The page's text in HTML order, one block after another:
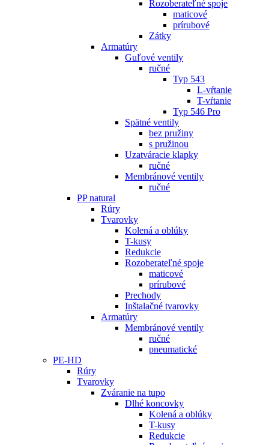
Rozoberateľné spoje
maticové
prírubové
Zátky
Armatúry
Guľové ventily
ručné
Typ 543
L-vŕtanie
T-vŕtanie
Typ 546 Pro
Spätné ventily
bez pružiny
s pružinou
Uzatváracie klapky
ručné
Membránové ventily
ručné
PP natural
Rúry
Tvarovky
Kolená a oblúky
T-kusy
Redukcie
Rozoberateľné spoje
maticové
prírubové
Prechody
Inštalačné tvarovky
Armatúry
Membránové ventily
ručné
pneumatické
PE-HD
Rúry
Tvarovky
Zváranie na tupo
Dlhé koncovky
Kolená a oblúky
T-kusy
Redukcie